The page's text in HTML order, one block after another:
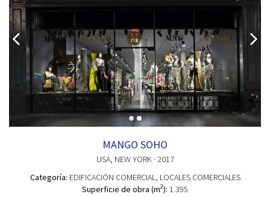
MANGO SOHO
USA, NEW YORK · 2017
Categoría: EDIFICACIÓN COMERCIAL
, LOCALES COMERCIALES
Superficie de obra (m2): 1.395